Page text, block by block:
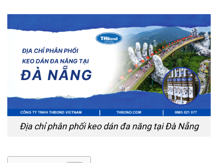
Địa chỉ phân phối keo dán đa năng tại Đà Nẵng